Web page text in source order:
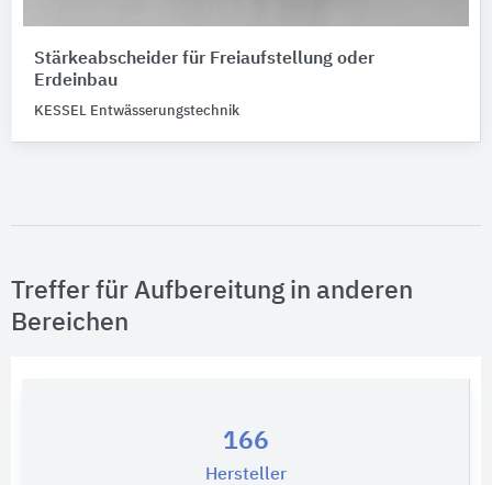
Stärkeabscheider ​​für Freiaufstellung oder
Erdeinbau
KESSEL Entwässerungstechnik
Treffer für Aufbereitung in anderen
Bereichen
166
Hersteller